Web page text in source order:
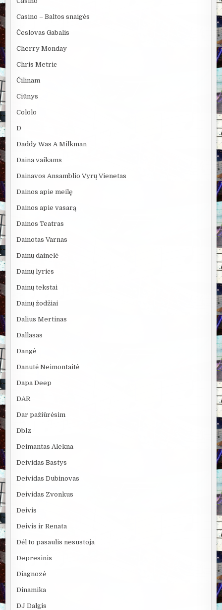
Casino – Baltos snaigės
Česlovas Gabalis
Cherry Monday
Chris Metric
Čilinam
Ciūnys
Cololo
D
Daddy Was A Milkman
Daina vaikams
Dainavos Ansamblio Vyrų Vienetas
Dainos apie meilę
Dainos apie vasarą
Dainos Teatras
Dainotas Varnas
Dainų dainelė
Dainų lyrics
Dainų tekstai
Dainų žodžiai
Dalius Mertinas
Dallasas
Dangė
Danutė Neimontaitė
Dapa Deep
DAR
Dar pažiūrėsim
Dblz
Deimantas Alekna
Deividas Bastys
Deividas Dubinovas
Deividas Zvonkus
Deivis
Deivis ir Renata
Dėl to pasaulis nesustoja
Depresinis
Diagnozė
Dinamika
DJ Dalgis